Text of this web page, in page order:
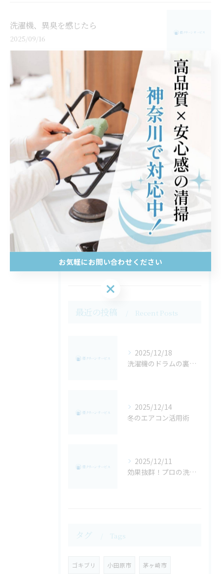
洗濯機、異臭を感じたら
2025/09/16
1 3 5 ... 6
カテゴリー Categories
全てのカテゴリー
レンジフード
水回り
キッチン
換気扇
トイレ
最近の投稿 Recent Posts
2025/12/18
洗濯機のドラムの裏側は閲覧注意・・・
2025/12/14
冬のエアコン活用術
2025/12/11
効果抜群！プロの洗濯機クリーニング！
タグ Tags
ゴキブリ 小田原市 茅ヶ崎市
お気軽にお問い合わせください
お気軽にお問い合わせください